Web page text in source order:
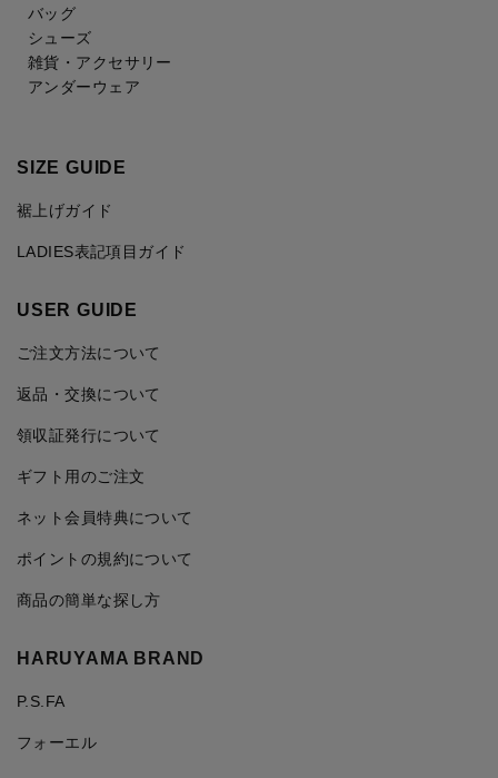
バッグ
シューズ
雑貨・アクセサリー
アンダーウェア
SIZE GUIDE
裾上げガイド
LADIES表記項目ガイド
USER GUIDE
ご注文方法について
返品・交換について
領収証発行について
ギフト用のご注文
ネット会員特典について
ポイントの規約について
商品の簡単な探し方
HARUYAMA BRAND
P.S.FA
フォーエル